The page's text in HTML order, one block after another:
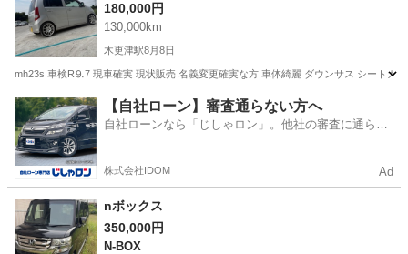
180,000円
130,000km
木更津駅8月8日
mh23s 車検R⒐7 現車確実 現状販売 名義変更確実な方 車体綺麗 ダウンサス シートカ
千葉 木更津市 木更津駅 ホンダ
【自社ローン】審査通らない方へ
自社ローンなら「じしゃロン」。他社の審査に通らな
株式会社IDOM Ad
nボックス
350,000円
N-BOX